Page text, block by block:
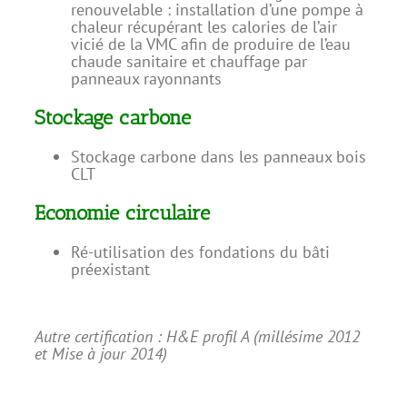
renouvelable : installation d’une pompe à
chaleur récupérant les calories de l’air
vicié de la VMC afin de produire de l’eau
chaude sanitaire et chauffage par
panneaux rayonnants
Stockage carbone
Stockage carbone dans les panneaux bois
CLT
Economie circulaire
Ré-utilisation des fondations du bâti
préexistant
Autre certification : H&E profil A (millésime 2012
et Mise à jour 2014)